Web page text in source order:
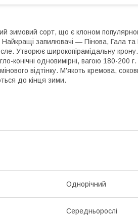
зимовий сорт, що є клоном
запилювачі — Пінова, Гала
Утворює широкопірамідальну
конічні одновимірні, вагою 180-200
відтінку. М'якоть кремова,
до кінця зими.
Однорічний
Середньорослі